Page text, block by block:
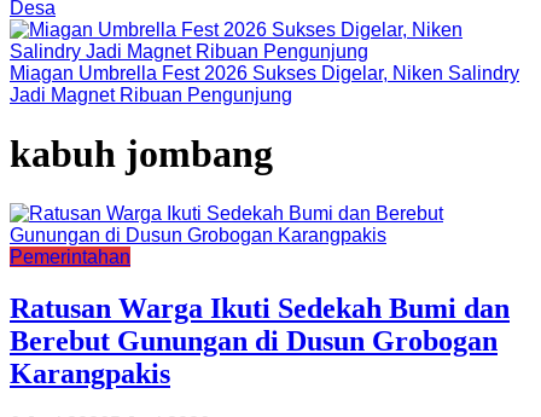
Desa
Miagan Umbrella Fest 2026 Sukses Digelar, Niken Salindry
Jadi Magnet Ribuan Pengunjung
kabuh jombang
Pemerintahan
Ratusan Warga Ikuti Sedekah Bumi dan
Berebut Gunungan di Dusun Grobogan
Karangpakis